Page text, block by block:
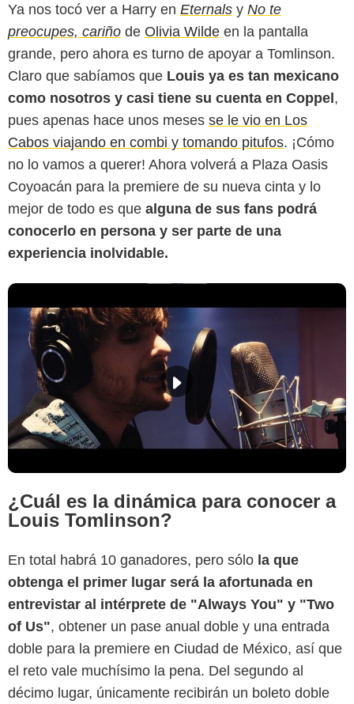
Ya nos tocó ver a Harry en Eternals y No te
preocupes, cariño de Olivia Wilde en la pantalla
grande, pero ahora es turno de apoyar a Tomlinson.
Claro que sabíamos que Louis ya es tan mexicano
como nosotros y casi tiene su cuenta en Coppel,
pues apenas hace unos meses se le vio en Los
Cabos viajando en combi y tomando pitufos. ¡Cómo
no lo vamos a querer! Ahora volverá a Plaza Oasis
Coyoacán para la premiere de su nueva cinta y lo
mejor de todo es que alguna de sus fans podrá
conocerlo en persona y ser parte de una
experiencia inolvidable.
¿Cuál es la dinámica para conocer a
Louis Tomlinson?
En total habrá 10 ganadores, pero sólo la que
obtenga el primer lugar será la afortunada en
entrevistar al intérprete de "Always You" y "Two
of Us", obtener un pase anual doble y una entrada
doble para la premiere en Ciudad de México, así que
el reto vale muchísimo la pena. Del segundo al
décimo lugar, únicamente recibirán un boleto doble